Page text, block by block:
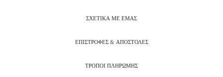
ΣΧΕΤΙΚΑ ΜΕ ΕΜΑΣ
ΕΠΙΣΤΡΟΦΕΣ & ΑΠΟΣΤΟΛΕΣ
ΤΡΟΠΟΙ ΠΛΗΡΩΜΗΣ